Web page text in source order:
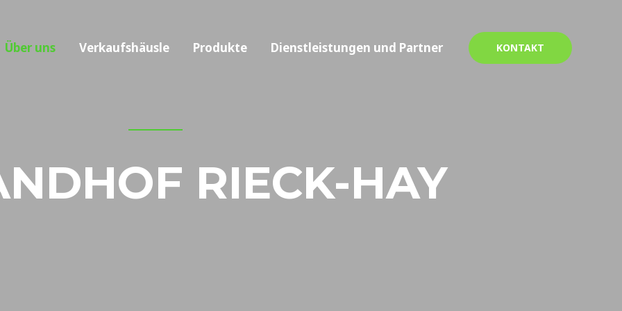
Über uns Verkaufshäusle Produkte Dienstleistungen und Partner KONTAKT
RIECK-HAY